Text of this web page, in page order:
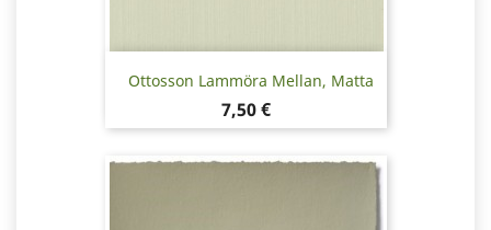
Ottosson Lammöra Mellan, Matta
Pris
7,50 €